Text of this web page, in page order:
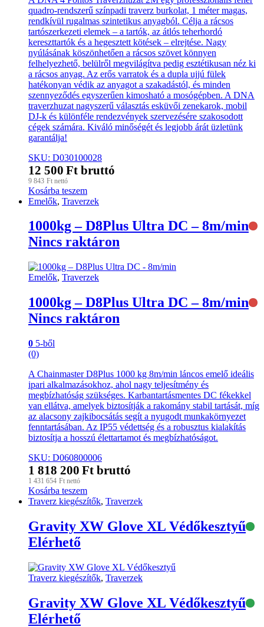
quadro-rendszerű színpadi traverz burkolat, 1 méter magas,
rendkívül rugalmas szintetikus anyagból. Célja a rácsos
tartószerkezeti elemek – a tartók, az átlós teherhordó
kereszttartók és a hegesztett kötések – elrejtése. Nagy
nyúlásának köszönhetően a rácsos szövet könnyen
felhelyezhető, belülről megvilágítva pedig esztétikusan néz ki
a rácsos anyag. Az erős varratok és a dupla ujjú fülek
hatékonyan védik az anyagot a szakadástól, és minden
szennyeződés egyszerűen kimosható a mosógépben. A DNA
traverzhuzat nagyszerű választás esküvői zenekarok, mobil
DJ-k és különféle rendezvények szervezésére szakosodott
cégek számára. Kiváló minőségét és legjobb árát üzletünk
garantálja!
SKU: D030100028
12 500 Ft bruttó
9 843 Ft nettó
Kosárba teszem
Emelők, Traverzek
1000kg – D8Plus Ultra DC – 8m/min
Nincs raktáron
Emelők, Traverzek
1000kg – D8Plus Ultra DC – 8m/min
Nincs raktáron
0 5-ből
(0)
A Chainmaster D8Plus 1000 kg 8m/min láncos emelő ideális
ipari alkalmazásokhoz, ahol nagy teljesítmény és
megbízhatóság szükséges. Karbantartásmentes DC fékekkel
van ellátva, amelyek biztosítják a rakomány stabil tartását, míg
az alacsony zajkibocsátás segít a nyugodt munkakörnyezet
fenntartásában. Az IP55 védettség és a robusztus kialakítás
biztosítja a hosszú élettartamot és megbízhatóságot.
SKU: D060800006
1 818 200 Ft bruttó
1 431 654 Ft nettó
Kosárba teszem
Traverz kiegészítők, Traverzek
Gravity XW Glove XL Védőkesztyű
Elérhető
Traverz kiegészítők, Traverzek
Gravity XW Glove XL Védőkesztyű
Elérhető